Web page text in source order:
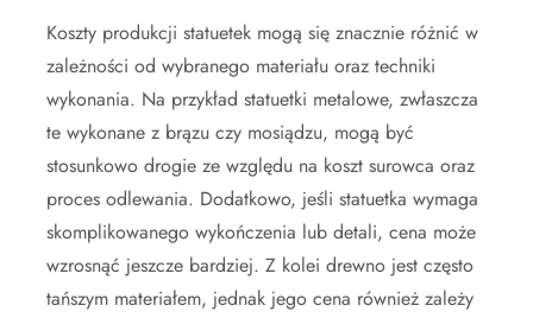
Koszty produkcji statuetek mogą się znacznie różnić w
zależności od wybranego materiału oraz techniki
wykonania. Na przykład statuetki metalowe, zwłaszcza
te wykonane z brązu czy mosiądzu, mogą być
stosunkowo drogie ze względu na koszt surowca oraz
proces odlewania. Dodatkowo, jeśli statuetka wymaga
skomplikowanego wykończenia lub detali, cena może
wzrosnąć jeszcze bardziej. Z kolei drewno jest często
tańszym materiałem, jednak jego cena również zależy